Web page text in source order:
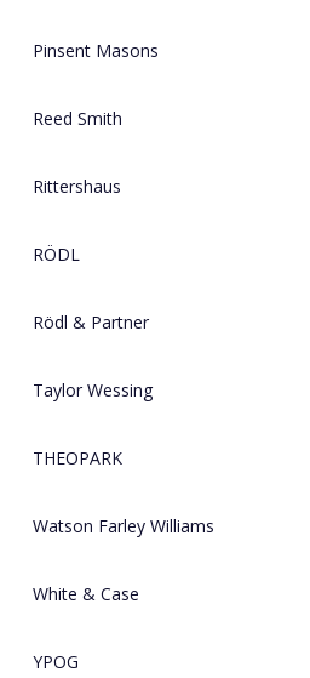
Pinsent Masons
Reed Smith
Rittershaus
RÖDL
Rödl & Partner
Taylor Wessing
THEOPARK
Watson Farley Williams
White & Case
YPOG